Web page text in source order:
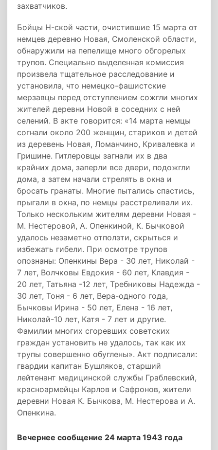
захватчиков.
Бойцы Н-ской части, очистившие 15 марта от
немцев деревню Новая, Смоленской области,
обнаружили на пепелище много обгорелых
трупов. Специально выделенная комиссия
произвела тщательное расследование и
установила, что немецко-фашистские
мерзавцы перед отступлением сожгли многих
жителей деревни Новой в соседних с ней
селений. В акте говорится: «14 марта немцы
согнали около 200 женщин, стариков и детей
из деревень Новая, Ломанчино, Кривалевка и
Гришине. Гитлеровцы загнали их в два
крайних дома, заперли все двери, подожгли
дома, а затем начали стрелять в окна и
бросать гранаты. Многие пытались спастись,
прыгали в окна, по немцы расстреливали их.
Только нескольким жителям деревни Новая -
М. Нестеровой, А. Опенкиной, К. Бычковой
удалось незаметно отползти, скрыться и
избежать гибели. При осмотре трупов
опознаны: Опенкины Вера - 30 лет, Николай -
7 лет, Волчковы Евдокия - 60 лет, Клавдия -
20 лет, Татьяна -12 лет, Требниковы Надежда -
30 лет, Тоня - 6 лет, Вера-одного года,
Бычковы Ирина - 50 лет, Елена - 16 лет,
Николай-10 лет, Катя - 7 лет и другие.
Фамилии многих сгоревших советских
граждан установить не удалось, так как их
трупы совершенно обуглены». Акт подписали:
гвардии капитан Бушляков, старший
лейтенант медицинской службы Граблевский,
красноармейцы Карлов и Сафронов, жители
деревни Новая К. Бычкова, М. Нестерова и А.
Опенкина.
Вечернее сообщение 24 марта 1943 года